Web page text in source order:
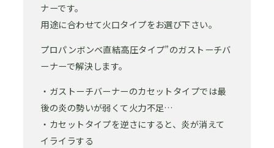
ナーです。
用途に合わせて火口タイプをお選び下さい。
プロパンボンベ直結高圧タイプ”のガストーチバ
ーナーで解決します。
・ガストーチバーナーのカセットタイプでは最
後の炎の勢いが弱くて火力不足…
・カセットタイプを逆さにすると、炎が消えて
イライラする